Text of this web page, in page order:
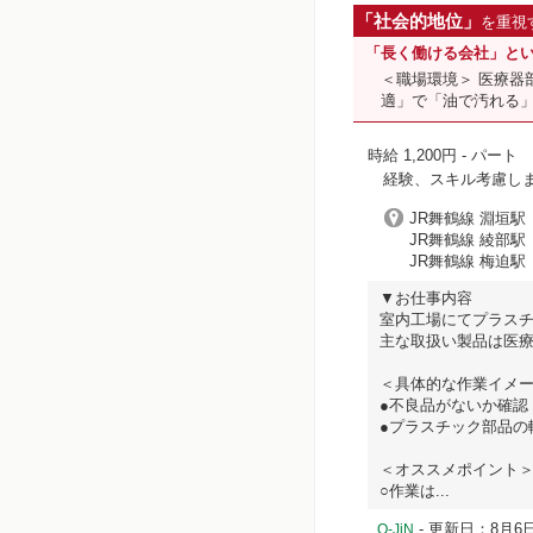
「社会的地位」 を重視
「長く働ける会社」と
＜職場環境＞ 医療
適」で「油で汚れる
時給 1,200円 - パート
経験、スキル考慮し
JR舞鶴線 淵垣駅
JR舞鶴線 綾部駅
JR舞鶴線 梅迫駅
▼お仕事内容
室内工場にてプラス
主な取扱い製品は医
＜具体的な作業イメ
●不良品がないか確認
●プラスチック部品
＜オススメポイント＞
○作業は...
Q-JiN - 更新日：8月6